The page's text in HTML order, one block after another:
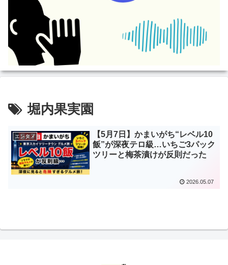
堀内果実園
エンタメ
【5月7日】かまいがち“レベル10
飯”が深夜テロ級…いちご3パック
ツリーと梅茶漬けが反則だった
2026.05.07